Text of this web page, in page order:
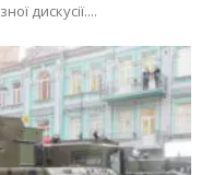
дискусії....